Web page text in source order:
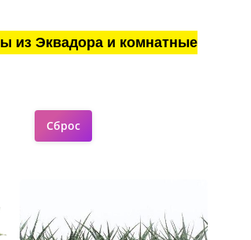
из Эквадора и комнатные